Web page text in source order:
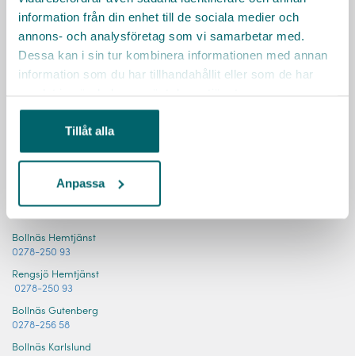
information från din enhet till de sociala medier och
annons- och analysföretag som vi samarbetar med.
Dessa kan i sin tur kombinera informationen med annan
information som du har tillhandahållit eller som de har
Tillåt alla
Anpassa
Kilafors hemtjänst
Kilafors Hällagården
0278-254 26
Arbrå htj/Ängslunda
Bollnäs Hemtjänst
0278-250 93
Rengsjö Hemtjänst
0278-250 93
Bollnäs Gutenberg
0278-256 58
Bollnäs Karlslund